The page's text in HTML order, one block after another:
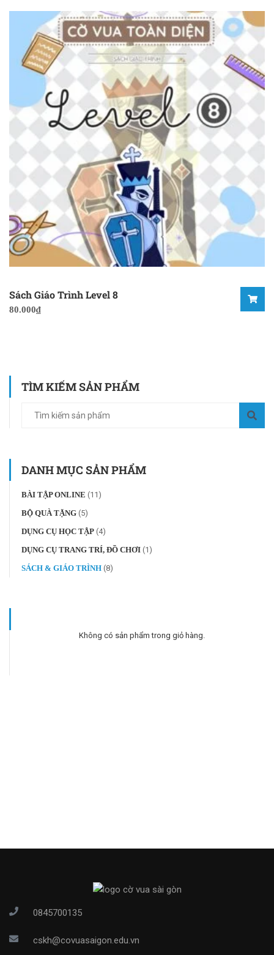
Sách Giáo Trình Level 8
80.000₫
TÌM KIẾM SẢN PHẨM
DANH MỤC SẢN PHẨM
BÀI TẬP ONLINE (11)
BỘ QUÀ TẶNG (5)
DỤNG CỤ HỌC TẬP (4)
DỤNG CỤ TRANG TRÍ, ĐỒ CHƠI (1)
SÁCH & GIÁO TRÌNH (8)
Không có sản phẩm trong giỏ hàng.
0845700135
cskh@covuasaigon.edu.vn